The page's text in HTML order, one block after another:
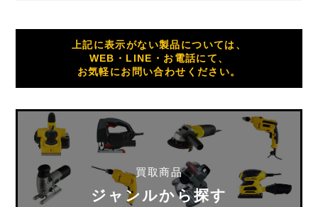
上記に表示がない製品については、
WEB・LINE・お電話にて、
お気軽にお問い合わせください。
買取商品
ジャンルから探す